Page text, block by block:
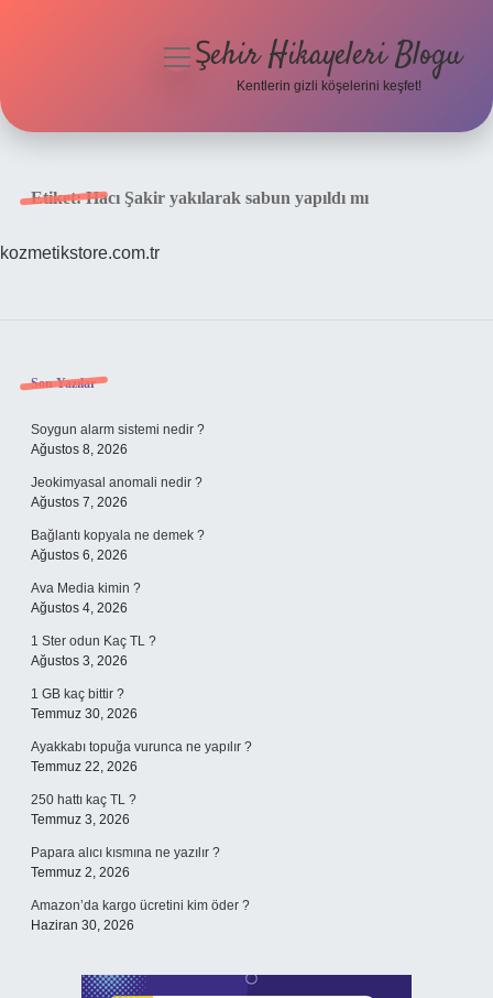
menüyüŞehir Hikayeleri Blogu
Kentlerin gizli köşelerini keşfet!
Etiket:Hacı Şakir yakılarak sabun yapıldı mı
kozmetikstore.com.tr
Sidebar
Son Yazılar
Soygun alarm sistemi nedir ?
Ağustos 8, 2026
Jeokimyasal anomali nedir ?
Ağustos 7, 2026
Bağlantı kopyala ne demek ?
Ağustos 6, 2026
Ava Media kimin ?
Ağustos 4, 2026
1 Ster odun Kaç TL ?
Ağustos 3, 2026
1 GB kaç bittir ?
Temmuz 30, 2026
Ayakkabı topuğa vurunca ne yapılır ?
Temmuz 22, 2026
250 hattı kaç TL ?
Temmuz 3, 2026
Papara alıcı kısmına ne yazılır ?
Temmuz 2, 2026
Amazon’da kargo ücretini kim öder ?
Haziran 30, 2026